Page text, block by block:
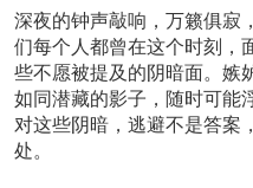
深夜的钟声敲响，万籁俱寂
们每个人都曾在这个时刻
些不愿被提及的阴暗面。
如同潜藏的影子，随时可能
对这些阴暗，逃避不是答案
处。